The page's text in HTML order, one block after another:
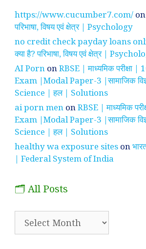
https://www.cucumber7.com/
परिभाषा, विषय एवं क्षेत्र | Psychology
no credit check payday loans
क्या है? परिभाषा, विषय एवं क्षेत्र |
AI Porn onRBSE | माध्यमिक परीक्षा
Exam |Modal Paper-3 |सामाजिक
Science | हल | Solutions
ai porn men onRBSE | माध्यमिक
Exam |Modal Paper-3 |सामाजिक
Science | हल | Solutions
healthy wa exposure sites on
| Federal System of India
🗂️ All Posts